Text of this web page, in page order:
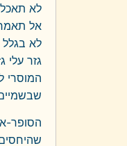
לא
אל
לא בגלל
גזר עלי
המוסרי
הסופר-